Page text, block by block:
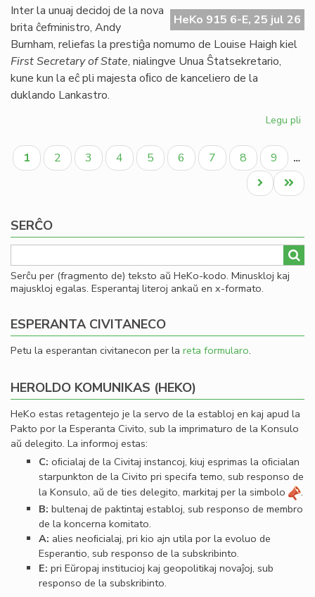
de
HeKo 915 6-E, 25 jul 26
Inter la unuaj decidoj de la nova
brita ĉefministro, Andy
Burnham, reliefas la prestiĝa nomumo de Louise Haigh kiel
First Secretary of State, nialingve Unua Ŝtatsekretario,
kune kun la eĉ pli majesta oﬁco de kanceliero de la
duklando Lankastro.
Legu pli
Pagination
Aktuala
paĝo
1 Paĝo
2 Paĝo
3 Paĝo
4 Paĝo
5 Paĝo
6 Paĝo
7 Paĝo
8 Paĝo
9 …
Last
page
Next
page
SERĈO
Serĉu per (fragmento de) teksto aŭ HeKo-kodo. Minuskloj kaj
majuskloj egalas. Esperantaj literoj ankaŭ en x-formato.
ESPERANTA CIVITANECO
Petu la esperantan civitanecon per la reta formularo.
HEROLDO KOMUNIKAS (HEKO)
HeKo estas retagentejo je la servo de la establoj en kaj apud la
Pakto por la Esperanta Civito, sub la imprimaturo de la Konsulo
aŭ delegito. La informoj estas:
C: oﬁcialaj de la Civitaj instancoj, kiuj esprimas la oﬁcialan
starpunkton de la Civito pri specifa temo, sub responso de
la Konsulo, aŭ de ties delegito, markitaj per la simbolo
.
B: bultenaj de paktintaj establoj, sub responso de membro
de la koncerna komitato.
A: alies neoﬁcialaj, pri kio ajn utila por la evoluo de
Esperantio, sub responso de la subskribinto.
E: pri Eŭropaj institucioj kaj geopolitikaj novaĵoj, sub
responso de la subskribinto.